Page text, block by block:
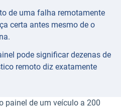
de uma falha remotamente
certa antes mesmo de o
pode significar dezenas de
remoto diz exatamente
painel de um veículo a 200